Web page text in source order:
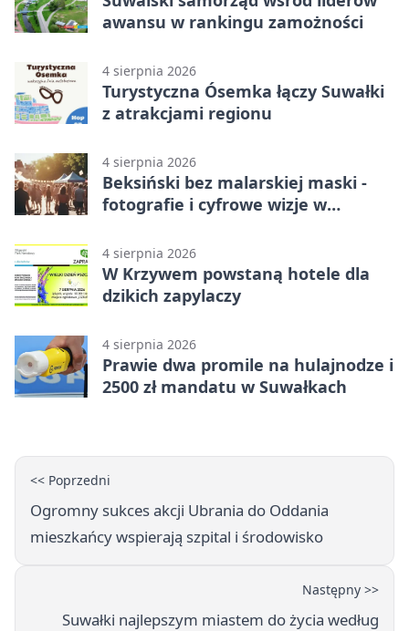
awansu w rankingu zamożności
4 sierpnia 2026
Turystyczna Ósemka łączy Suwałki
z atrakcjami regionu
4 sierpnia 2026
Beksiński bez malarskiej maski -
fotografie i cyfrowe wizje w
4 sierpnia 2026
W Krzywem powstaną hotele dla
dzikich zapylaczy
4 sierpnia 2026
Prawie dwa promile na hulajnodze i
2500 zł mandatu w Suwałkach
<< Poprzedni
Ogromny sukces akcji Ubrania do Oddania
mieszkańcy wspierają szpital i środowisko
Następny >>
Suwałki najlepszym miastem do życia według